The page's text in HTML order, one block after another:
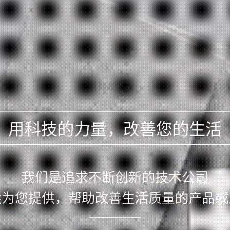
用科技的力量，改善您的生活
我们是追求不断创新的技术公司
您提供，帮助改善生活质量的产品